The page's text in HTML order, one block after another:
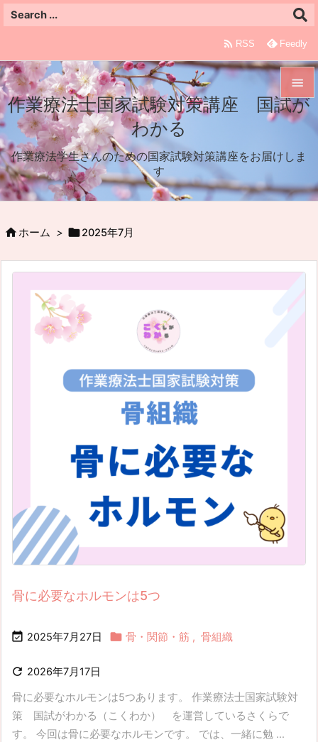
作業療法士国家試験対策講座 国試が
わかる
作業療法学生さんのための国家試験対策講座をお届けしま
す





 RSS Feedly
ホーム > 2025年7月
骨に必要なホルモンは5つ
 2025年7月27日  骨・関節・筋 , 骨組織
 2026年7月17日
骨に必要なホルモンは5つあります。 作業療法士国家試験対
策 国試がわかる（こくわか） を運営しているさくらで
す。 今回は骨に必要なホルモンです。 では、一緒に勉 ...